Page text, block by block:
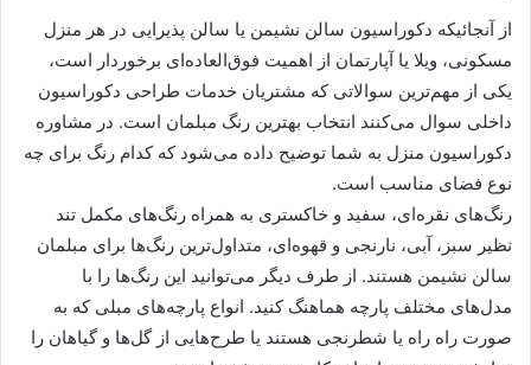
از آنجائیکه دکوراسیون سالن نشیمن یا سالن پذیرایی در هر منزل
مسکونی، ویلا یا آپارتمان از اهمیت فوق‌العاده‌ای برخوردار است،
یکی از مهم‌ترین سوالاتی که مشتریان خدمات طراحی دکوراسیون
داخلی سوال می‌کنند انتخاب بهترین رنگ مبلمان است. در مشاوره
دکوراسیون منزل به شما توضیح داده می‌شود که کدام رنگ برای چه
نوع فضای مناسب است.
رنگ‌های نقره‌ای، سفید و خاکستری به همراه رنگ‌های مکمل تند
نظیر سبز، آبی، نارنجی و قهوه‌ای، متداول‌ترین رنگ‌ها برای مبلمان
سالن نشیمن هستند. از طرف دیگر می‌توانید این رنگ‌ها را با
مدل‌های مختلف پارچه هماهنگ کنید. انواع پارچه‌های مبلی که به
صورت راه راه یا شطرنجی هستند یا طرح‌هایی از گل‌ها و گیاهان را